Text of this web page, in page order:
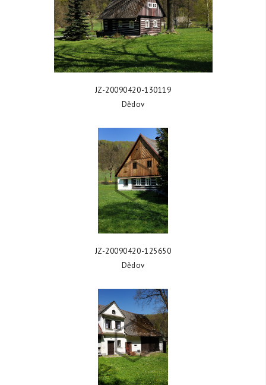
ZOBRAZIT FOTKU
JZ-20090420-130119
Dědov
ZOBRAZIT FOTKU
JZ-20090420-125650
Dědov